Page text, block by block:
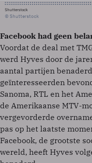
Shutterstock
© Shutterstock
Facebook had geen
Voordat de deal met
werd Hyves door de
aantal partijen
geïnteresseerden
Sanoma, RTL en het
de Amerikaanse MTV-
vergevorderde
pas op het laatste
Facebook, de grootste
wereld, heeft Hyves